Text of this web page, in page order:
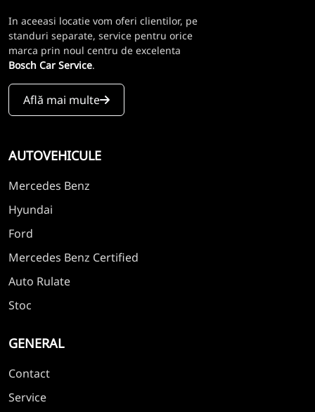
In aceeasi locatie vom oferi clientilor, pe
standuri separate, service pentru orice
marca prin noul centru de excelenta
Bosch Car Service.
Află mai multe
AUTOVEHICULE
Mercedes Benz
Hyundai
Ford
Mercedes Benz Certified
Auto Rulate
Stoc
GENERAL
Contact
Service